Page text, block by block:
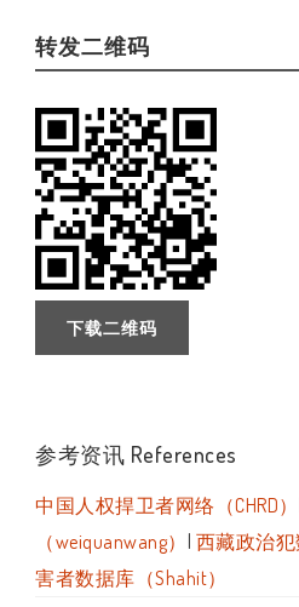
转发二维码
下载二维码
参考资讯 References
中国人权捍卫者网络（CHRD）
（weiquanwang） | 西藏政治犯
害者数据库（Shahit）